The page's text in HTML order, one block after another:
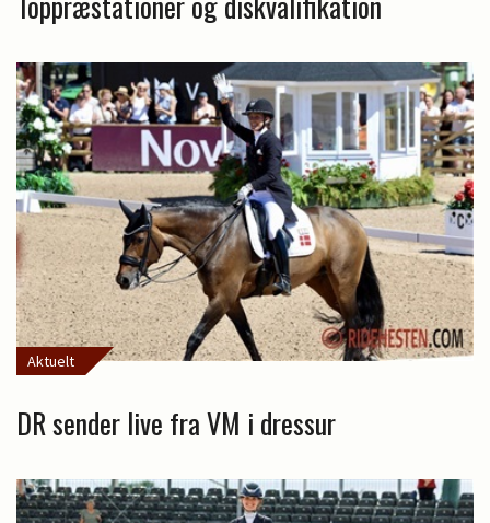
Aktuelt
DR sender live fra VM i dressur